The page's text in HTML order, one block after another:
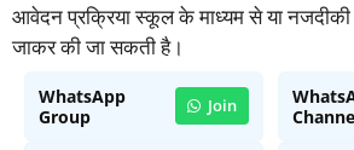
आवेदन प्रक्रिया स्कूल के माध्यम से या नजदीकी
जाकर की जा सकती है।
WhatsApp
Group
Join